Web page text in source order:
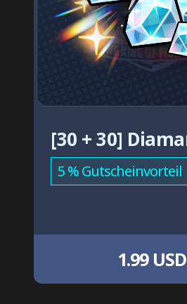
[30 + 30]
5 % Gutscheinvorteil
1.99 USD